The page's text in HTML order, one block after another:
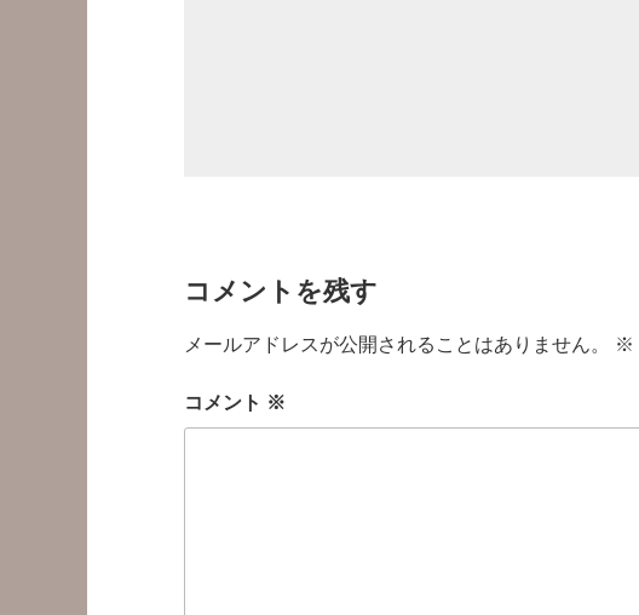
コメントを残す
メールアドレスが公開されることはありません。 ※
コメント ※